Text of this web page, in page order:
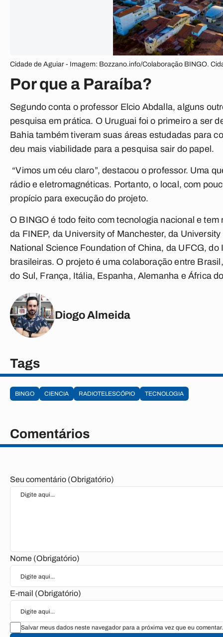
Cidade de Aguiar - Imagem: Bozzano.info/Colaboração BINGO.
Por que a Paraíba?
Segundo conta o professor Elcio Abdalla, alguns
pesquisa em prática. O Uruguai foi o primeiro a ser
Bahia também tiveram suas áreas estudadas para
deu mais viabilidade para a pesquisa sair do papel.
“Vimos um céu claro”, destacou o professor. Uma
rádio e eletromagnéticas. Portanto, o local, com
propício para execução do projeto.
O BINGO é todo feito com tecnologia nacional e
da FINEP, da University of Manchester, da
National Science Foundation of China, da UFCG,
brasileiras. O projeto é uma colaboração entre
do Sul, França, Itália, Espanha, Alemanha e África
Diogo Almeida
Tags
BINGO CIENCIA RADIOTELESCÓPIO TECNOLOGIA
Comentários
Seu comentário (Obrigatório)
Nome (Obrigatório)
E-mail (Obrigatório)
Salvar meus dados neste navegador para a próxima vez que eu comentar.